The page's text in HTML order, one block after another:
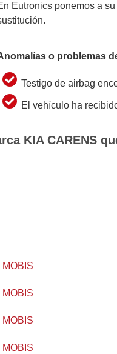
Eutronics ponemos a
o problemas
Testigo de airbag
El vehículo ha
KIA CARENS